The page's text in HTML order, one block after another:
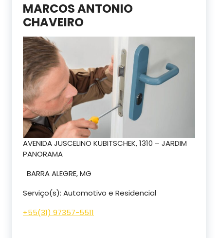
MARCOS ANTONIO
CHAVEIRO
AVENIDA JUSCELINO KUBITSCHEK, 1310 – JARDIM
PANORAMA
BARRA ALEGRE, MG
Serviço(s): Automotivo e Residencial
+55(31) 97357-5511